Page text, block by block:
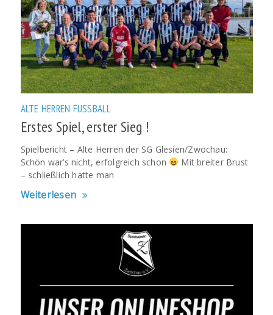
ALTE HERREN FUSSBALL
Erstes Spiel, erster Sieg !
Spielbericht – Alte Herren der SG Glesien/Zwochau:
Schön war’s nicht, erfolgreich schon
Mit breiter Brust
– schließlich hatte man
Weiterlesen